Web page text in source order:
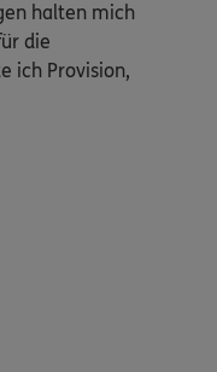
halten mich
die
ich Provision,